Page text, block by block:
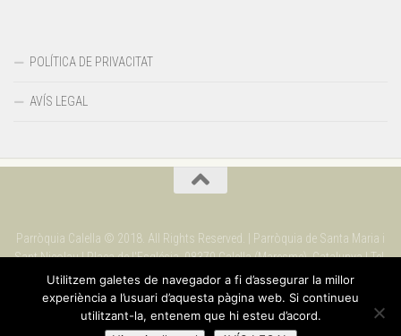
POLÍTICA DE PRIVACITAT
AVÍS LEGAL
Parròquia Calella © 2018. All Rights Reserved. | Parròquia de Santa Maria i
Sant Nicolau | Plaça de l'Església. 08370 Calella (Maresme). Catalunya | Tel.
937 69 09 90
Utilitzem galetes de navegador a fi d’assegurar la millor
experiència a l’usuari d’aquesta pàgina web. Si continueu
utilitzant-la, entenem que hi esteu d’acord.